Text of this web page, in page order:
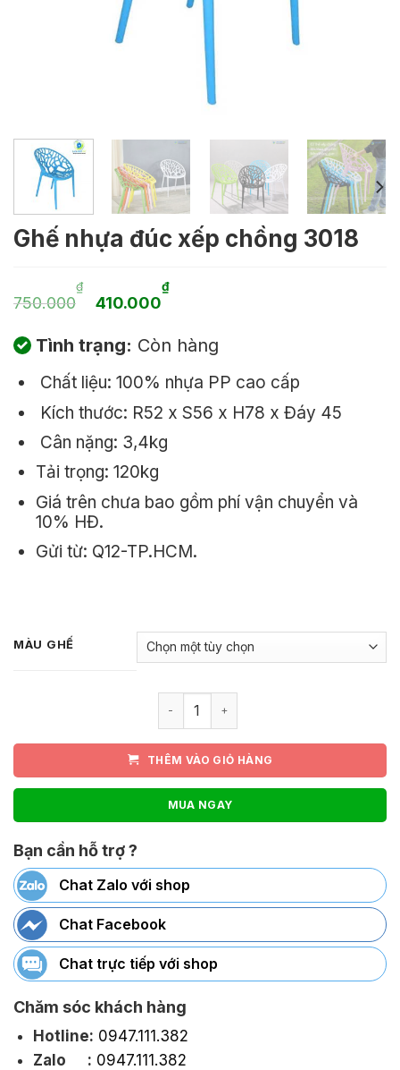
Ghế nhựa đúc xếp chồng 3018
750.000
₫
Giá
gốc
là:
750.000₫.
410.000
₫Giá
hiện
tại
là:
410.000₫.
Tình trạng: Còn hàng
Chất liệu: 100% nhựa PP cao cấp
Kích thước: R52 x S56 x H78 x Đáy 45
Cân nặng: 3,4kg
Tải trọng: 120kg
Giá trên chưa bao gồm phí vận chuyển và
10% HĐ.
Gửi từ: Q12-TP.HCM.
MÀU GHẾ
Ghế nhựa đúc xếp chồng 3018 số
THÊM VÀO GIỎ HÀNG
MUA NGAY
Bạn cần hỗ trợ ?
Chat Zalo với shop
Chat Facebook
Chat trực tiếp với shop
Chăm sóc khách hàng
Hotline: 0947.111.382
Zalo : 0947.111.382